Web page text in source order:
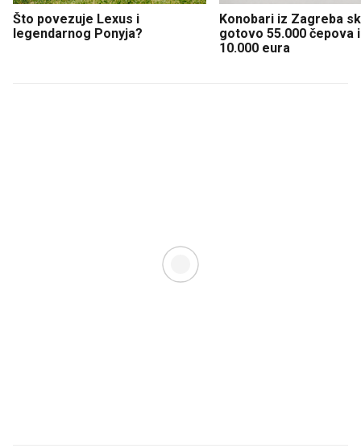
Što povezuje Lexus i
legendarnog Ponyja?
Konobari iz Zagreba
gotovo 55.000 čepova
10.000 eura